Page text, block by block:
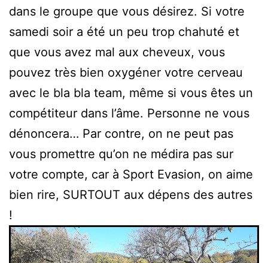
dans le groupe que vous désirez. Si votre
samedi soir a été un peu trop chahuté et
que vous avez mal aux cheveux, vous
pouvez très bien oxygéner votre cerveau
avec le bla bla team, même si vous êtes un
compétiteur dans l’âme. Personne ne vous
dénoncera… Par contre, on ne peut pas
vous promettre qu’on ne médira pas sur
votre compte, car à Sport Evasion, on aime
bien rire, SURTOUT aux dépens des autres
!